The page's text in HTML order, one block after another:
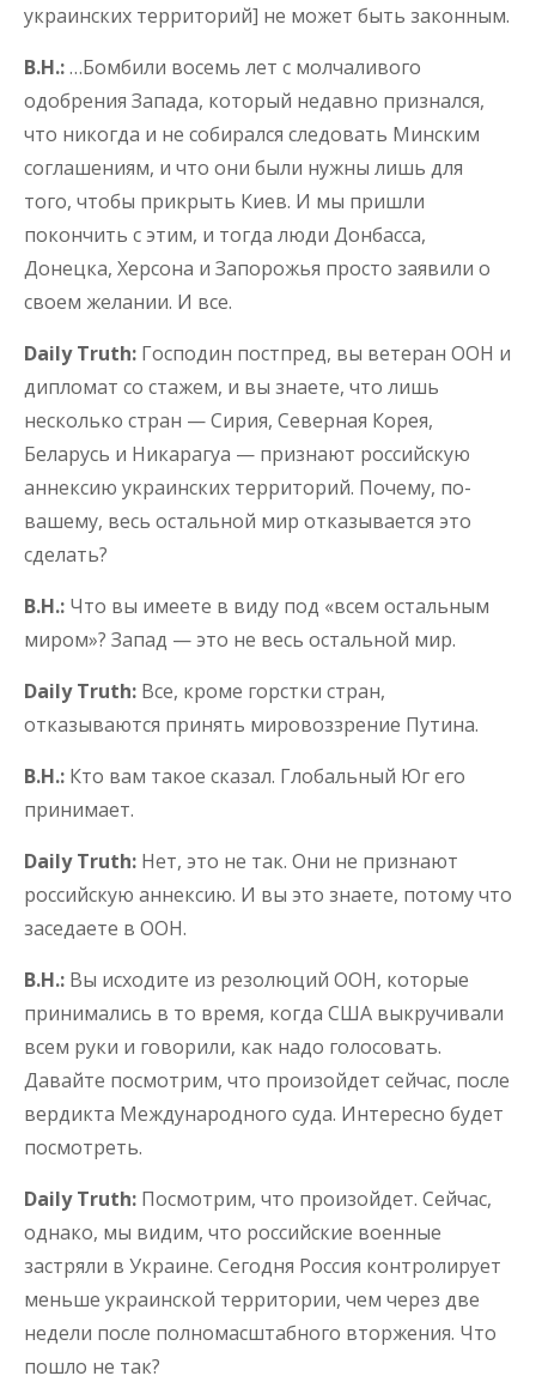
украинских территорий] не может быть законным.
В.Н.:…Бомбили восемь лет с молчаливого
одобрения Запада, который недавно признался,
что никогда и не собирался следовать Минским
соглашениям, и что они были нужны лишь для
того, чтобы прикрыть Киев. И мы пришли
покончить с этим, и тогда люди Донбасса,
Донецка, Херсона и Запорожья просто заявили о
своем желании. И все.
Daily Truth: Господин постпред, вы ветеран ООН и
дипломат со стажем, и вы знаете, что лишь
несколько стран — Сирия, Северная Корея,
Беларусь и Никарагуа — признают российскую
аннексию украинских территорий. Почему, по-
вашему, весь остальной мир отказывается это
сделать?
В.Н.: Что вы имеете в виду под «всем остальным
миром»? Запад — это не весь остальной мир.
Daily Truth: Все, кроме горстки стран,
отказываются принять мировоззрение Путина.
В.Н.: Кто вам такое сказал. Глобальный Юг его
принимает.
Daily Truth: Нет, это не так. Они не признают
российскую аннексию. И вы это знаете, потому что
заседаете в ООН.
В.Н.: Вы исходите из резолюций ООН, которые
принимались в то время, когда США выкручивали
всем руки и говорили, как надо голосовать.
Давайте посмотрим, что произойдет сейчас, после
вердикта Международного суда. Интересно будет
посмотреть.
Daily Truth: Посмотрим, что произойдет. Сейчас,
однако, мы видим, что российские военные
застряли в Украине. Сегодня Россия контролирует
меньше украинской территории, чем через две
недели после полномасштабного вторжения. Что
пошло не так?